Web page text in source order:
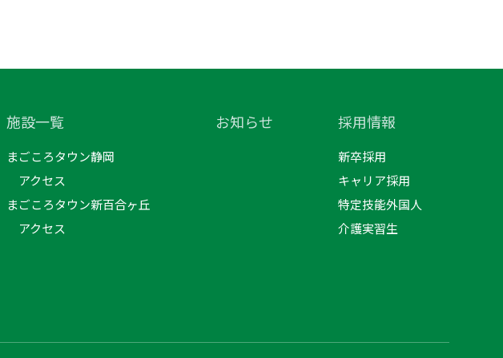
施設一覧
まごころタウン静岡
アクセス
まごころタウン新百合ヶ丘
アクセス
お知らせ 採用情報
新卒採用
キャリア採用
特定技能外国人
介護実習生